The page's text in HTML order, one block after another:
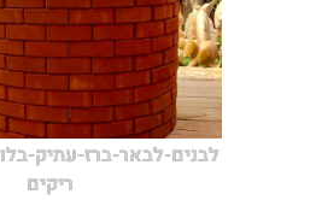
לבנים-לבאר-ברז-עתיק-
ריקים